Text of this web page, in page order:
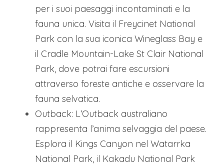
per i suoi paesaggi incontaminati e la
fauna unica. Visita il Freycinet National
Park con la sua iconica Wineglass Bay e
il Cradle Mountain-Lake St Clair National
Park, dove potrai fare escursioni
attraverso foreste antiche e osservare la
fauna selvatica.
Outback: L’Outback australiano
rappresenta l’anima selvaggia del paese.
Esplora il Kings Canyon nel Watarrka
National Park, il Kakadu National Park